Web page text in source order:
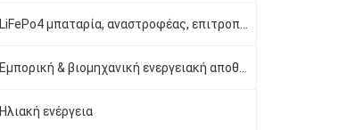
Ηλιακή ενέργεια